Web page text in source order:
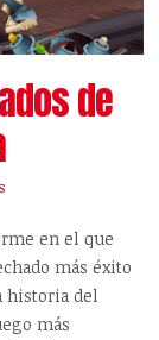
de
en el que
más éxito
historia del
más